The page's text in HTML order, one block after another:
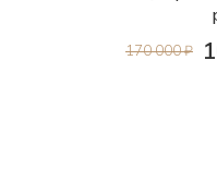
170 000 ₽